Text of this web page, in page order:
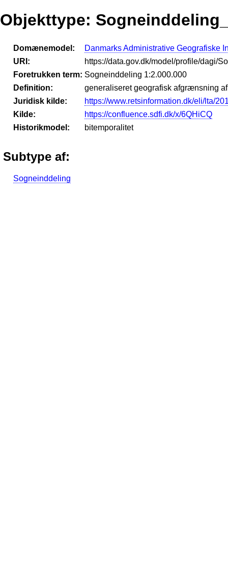
Objekttype:
Domænemodel:
Danmarks Administrative Geografiske
URI:
https://data.gov.dk/model/profile/dagi/
Foretrukken term: Sogneinddeling 1:2.000.000
Definition:
generaliseret geografisk afgrænsning
Juridisk kilde:
https://www.retsinformation.dk/eli/lta/
Kilde:
https://confluence.sdfi.dk/x/6QHiCQ
Historikmodel:
bitemporalitet
Subtype af:
Sogneinddeling